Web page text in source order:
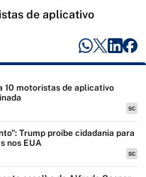
de aplicativo
10 motoristas de aplicativo
SC
Trump proíbe cidadania para
nos EUA
SC